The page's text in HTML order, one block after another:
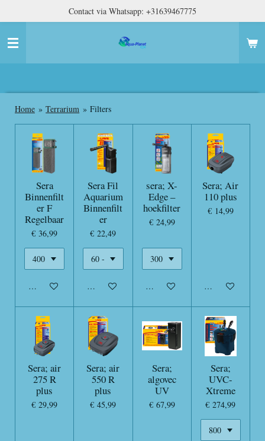
naar
hoofdinhoud
Contact via Whatsapp: +31639467775
Home » Terrarium » Filters
Sera
Binnenfilt
er F
Regelbaar
€ 36,99
In winkelwagen
Sera Fil
Aquarium
Binnenfilt
er
€ 22,49
In winkelwagen
sera; X-
Edge –
hoekfilter
€ 24,99
In winkelwagen
Sera; Air
110 plus
€ 14,99
In winkelwagen
Sera; air
275 R
plus
€ 29,99
Sera; air
550 R
plus
€ 45,99
Sera;
algovec
UV
€ 67,99
Sera;
UVC-
Xtreme
€ 274,99